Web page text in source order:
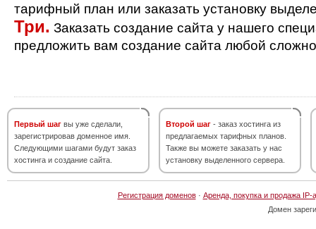
тарифный план или заказать установку
Три. Заказать создание сайта у нашего
предложить вам создание сайта любой
Первый шаг вы уже сделали,
зарегистрировав доменное имя.
Следующими шагами будут заказ
хостинга и создание сайта.
Второй шаг - заказ хостинга из
предлагаемых тарифных планов.
Также вы можете заказать у нас
установку выделенного сервера.
Регистрация доменов· Аренда, покупка и продажа IP-
Домен